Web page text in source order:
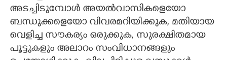
അടച്ചിടുമ്പോൾ അയൽവാസികളെയോ
ബന്ധുക്കളെയോ വിവരമറിയിക്കുക, മതിയായ
വെളിച്ച സൗകര്യം ഒരുക്കുക, സുരക്ഷിതമായ
പൂട്ടുകളും അലാറം സംവിധാനങ്ങളും